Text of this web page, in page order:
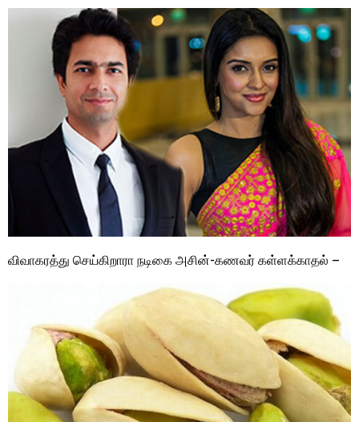
விவாகரத்து செய்கிறாரா நடிகை அசின்-கணவர் கள்ளக்காதல் –